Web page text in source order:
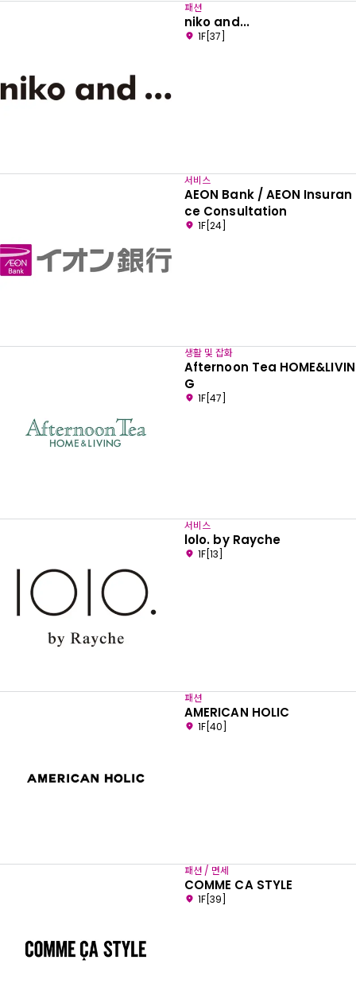
패션
niko and...
1F[37]
서비스
AEON Bank / AEON Insuran
ce Consultation
1F[24]
생활 및 잡화
Afternoon Tea HOME&LIVIN
G
1F[47]
서비스
lolo. by Rayche
1F[13]
패션
AMERICAN HOLIC
1F[40]
패션 / 면세
COMME CA STYLE
1F[39]